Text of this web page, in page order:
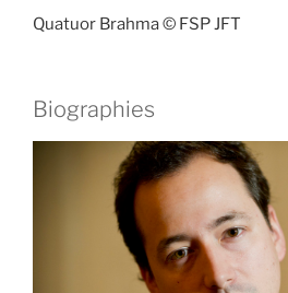
Quatuor Brahma © FSP JFT
Biographies